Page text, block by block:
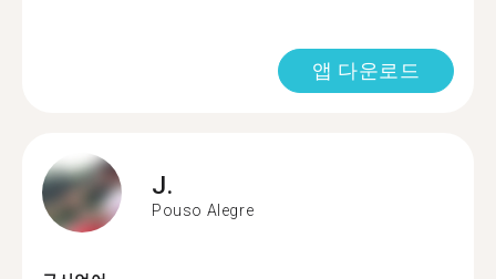
앱 다운로드
J.
Pouso Alegre